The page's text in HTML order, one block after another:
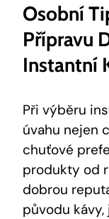
Osobní
Přípravu
Instantní
Při výběru
úvahu nejen
chuťové
produkty od
dobrou
původu